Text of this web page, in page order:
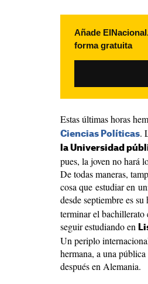
Añade
forma gratuita
Estas últimas horas
Ciencias Políticas.
la Universidad
pues, la joven no hará
De todas maneras,
cosa que estudiar en
desde septiembre es su
terminar el
seguir estudiando en
Un periplo
hermana, a una
después en Alemania.